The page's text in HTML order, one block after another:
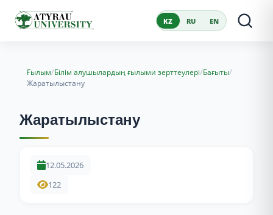
KZ RU EN
Ғылым/Білім алушылардың ғылыми зерттеулері/Бағыты/
Жаратылыстану
Жаратылыстану
12.05.2026
122